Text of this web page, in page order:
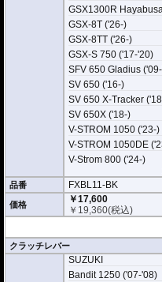
GSX1300R
GSX-8T ('26-)
GSX-8TT ('26-)
GSX-S 750 ('17-'20)
SFV 650 Gladius
SV 650 ('16-)
SV 650 X-Tracker
SV 650X ('18-)
V-STROM 1050 ('23-)
V-STROM 1050DE
V-Strom 800 ('24-)
品番 FXBL11-BK
価格
￥17,600
￥ 19,360(税込)
クラッチレバー
SUZUKI
Bandit 1250 ('07-'08)